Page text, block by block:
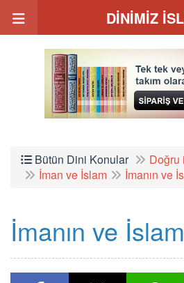
DİNİMİZ
Bütün Dini Konular
Doğru
İman ve İslam
İmanın ve
İmanın ve